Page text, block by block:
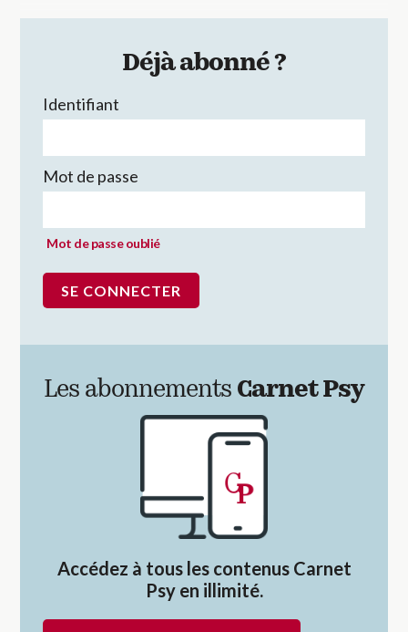
Déjà abonné ?
Identifiant
Mot de passe
Mot de passe oublié
Les abonnements Carnet Psy
Accédez à tous les contenus Carnet
Psy en illimité.